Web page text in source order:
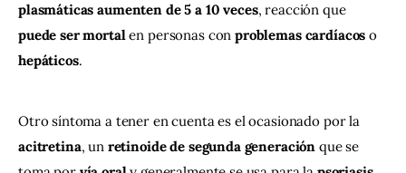
plasmáticas aumenten de 5 a 10 veces, reacción que
puede ser mortal en personas con problemas cardíacos o
hepáticos.
Otro síntoma a tener en cuenta es el ocasionado por la
acitretina, un retinoide de segunda generación que se